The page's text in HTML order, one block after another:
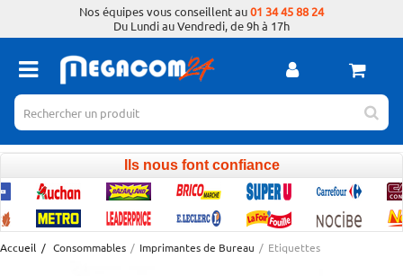
Nos équipes vous conseillent au01 34 45 88 24
Du Lundi au Vendredi, de 9h à 17h
Ils nous font confiance
Accueil / Consommables / Imprimantes de Bureau / Etiquettes